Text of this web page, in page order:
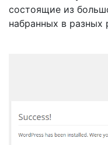
состоящие из
набранных в разных